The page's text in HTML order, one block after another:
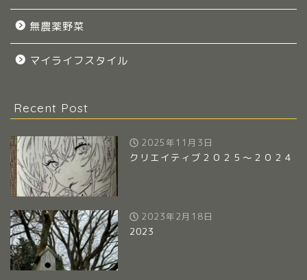
無農薬野菜
マイライフスタイル
Recent Post
2025年11月3日
クリエイティブ２０２５～２０２４
2023年2月18日
2023